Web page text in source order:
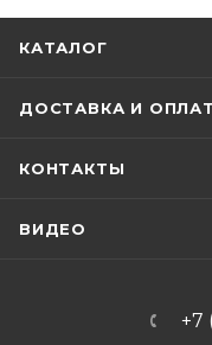
КАТАЛОГ
ДОСТАВКА И
КОНТАКТЫ
ВИДЕО
+7